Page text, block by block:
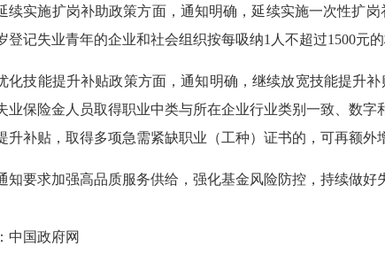
续实施扩岗补助政策方面，通知明确，延续实施一次性扩
登记失业青年的企业和社会组织按每吸纳1人不超过1500元的
化技能提升补贴政策方面，通知明确，继续放宽技能提升
业保险金人员取得职业中类与所在企业行业类别一致、数
升补贴，取得多项急需紧缺职业（工种）证书的，可再额
知要求加强高品质服务供给，强化基金风险防控，持续做
中国政府网